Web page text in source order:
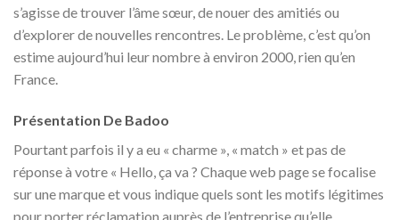
s’agisse de trouver l’âme sœur, de nouer des amitiés ou
d’explorer de nouvelles rencontres. Le problème, c’est qu’on
estime aujourd’hui leur nombre à environ 2000, rien qu’en
France.
Présentation De Badoo
Pourtant parfois il y a eu « charme », « match » et pas de
réponse à votre « Hello, ça va ? Chaque web page se focalise
sur une marque et vous indique quels sont les motifs légitimes
pour porter réclamation auprès de l’entreprise qu’elle